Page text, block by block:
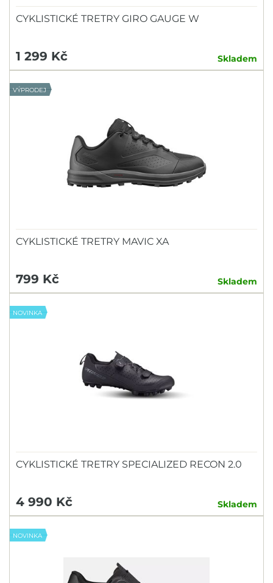
CYKLISTICKÉ TRETRY GIRO GAUGE W
1 299 Kč Skladem
VÝPRODEJ
CYKLISTICKÉ TRETRY MAVIC XA
799 Kč Skladem
NOVINKA
CYKLISTICKÉ TRETRY SPECIALIZED RECON 2.0
4 990 Kč Skladem
NOVINKA